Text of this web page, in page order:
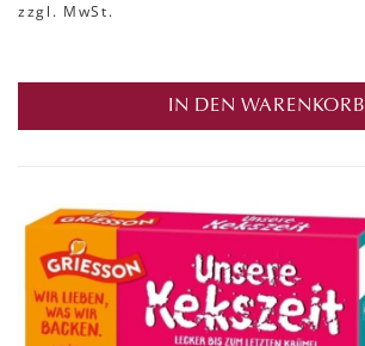
zzgl. MwSt.
IN DEN WARENKORB